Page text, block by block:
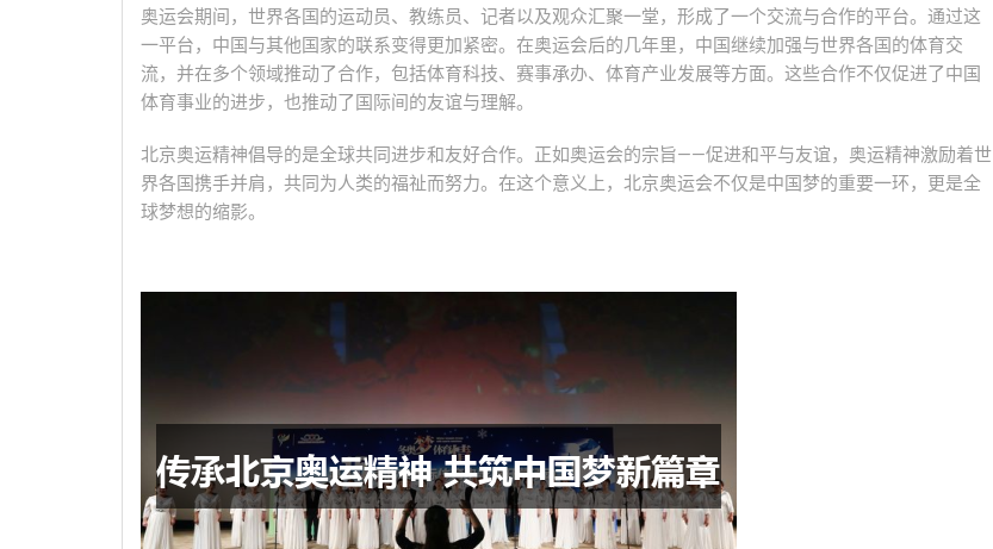
奥运会期间，世界各国的运动员、教练员、记者以及观众汇聚一堂，形成了一个交流与合作的平台。通过这
一平台，中国与其他国家的联系变得更加紧密。在奥运会后的几年里，中国继续加强与世界各国的体育交
流，并在多个领域推动了合作，包括体育科技、赛事承办、体育产业发展等方面。这些合作不仅促进了中国
体育事业的进步，也推动了国际间的友谊与理解。
北京奥运精神倡导的是全球共同进步和友好合作。正如奥运会的宗旨——促进和平与友谊，奥运精神激励着世
界各国携手并肩，共同为人类的福祉而努力。在这个意义上，北京奥运会不仅是中国梦的重要一环，更是全
球梦想的缩影。